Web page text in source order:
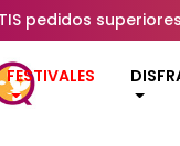
pedidos
FESTIVALES